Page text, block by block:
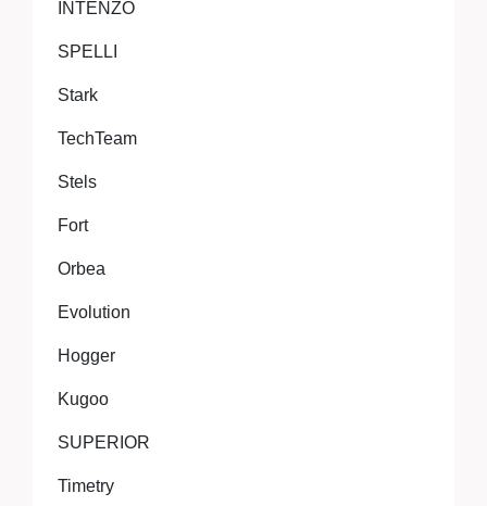
INTENZO
SPELLI
Stark
TechTeam
Stels
Fort
Orbea
Evolution
Hogger
Kugoo
SUPERIOR
Timetry